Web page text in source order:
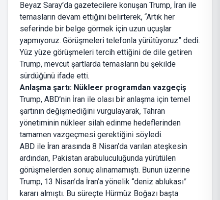
Beyaz Saray’da gazetecilere konuşan Trump, İran ile
temasların devam ettiğini belirterek, “Artık her
seferinde bir belge görmek için uzun uçuşlar
yapmıyoruz. Görüşmeleri telefonla yürütüyoruz” dedi.
Yüz yüze görüşmeleri tercih ettiğini de dile getiren
Trump, mevcut şartlarda temasların bu şekilde
sürdüğünü ifade etti.
Anlaşma şartı: Nükleer programdan vazgeçiş
Trump, ABD’nin İran ile olası bir anlaşma için temel
şartının değişmediğini vurgulayarak, Tahran
yönetiminin nükleer silah edinme hedeflerinden
tamamen vazgeçmesi gerektiğini söyledi.
ABD ile İran arasında 8 Nisan’da varılan ateşkesin
ardından, Pakistan arabuluculuğunda yürütülen
görüşmelerden sonuç alınamamıştı. Bunun üzerine
Trump, 13 Nisan’da İran’a yönelik “deniz ablukası”
kararı almıştı. Bu süreçte Hürmüz Boğazı başta